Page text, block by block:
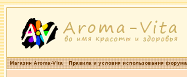
Магазин Aroma-Vita Правила и условия использования форума